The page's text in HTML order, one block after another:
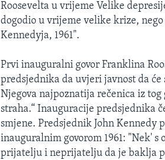
Roosevelta u vrijeme Velike
dogodio u vrijeme velike krize,
Kennedyja, 1961".
Prvi inauguralni govor Franklina
predsjednika da uvjeri javnost da
Njegova najpoznatija rečenica iz tog
straha.“ Inauguracije predsjednika
smjene. Predsjednik John Kennedy
inauguralnim govorom 1961: "Nek'
prijatelju i neprijatelju da je baklja